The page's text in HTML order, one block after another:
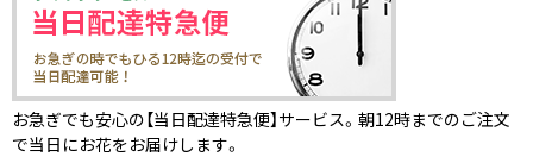
お急ぎでも安心の【当日配達特急便】サービス。朝12時までのご注文
で当日にお花をお届けします。